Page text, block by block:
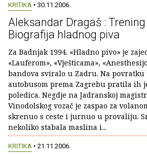
KRITIKA • 30.11.2006.
Aleksandar Dragaš :
Biografija hladnog piva
Za Badnjak 1994. «Hladno pivo» je
«Lauferom», «Vješticama»,
bandova sviralo u Zadru. Na
autobusom prema Zagrebu pratila ih
poledica. Negdje na Jadranskoj
Vinodolskog vozač je zaspao za
skrenuo s ceste i jurnuo u provaliju.
nekoliko stabala maslina i...
KRITIKA • 21.11.2006.